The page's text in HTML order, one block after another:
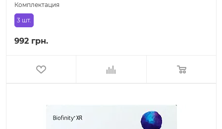
Комплектация
3 шт.
992 грн.